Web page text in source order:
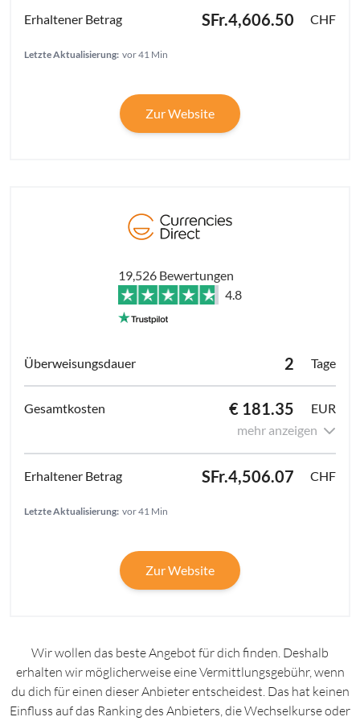
SFr.4,606.50 CHF
Letzte Aktualisierung: vor 41 Min
Zur Website
19,526 Bewertungen
4.8
2 Tage
€ 181.35
EUR
mehr anzeigen
SFr.4,506.07 CHF
Letzte Aktualisierung: vor 41 Min
Zur Website
Wir wollen das beste Angebot für dich finden. Deshalb
erhalten wir möglicherweise eine Vermittlungsgebühr, wenn
du dich für einen dieser Anbieter entscheidest. Das hat keinen
Einfluss auf das Ranking des Anbieters, die Wechselkurse oder